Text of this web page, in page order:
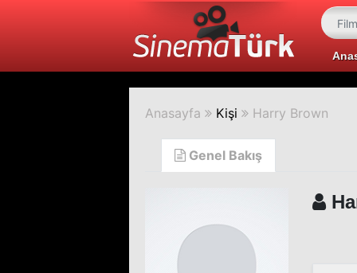
Anasayfa Kişi Harry Brown
Genel Bakış